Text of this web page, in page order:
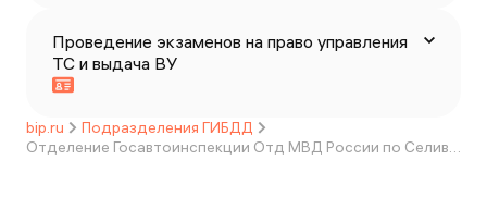
Проведение экзаменов на право управления
ТС и выдача ВУ
bip.ru
Подразделения ГИБДД
Отделение Госавтоинспекции Отд МВД России по Селивановскому району